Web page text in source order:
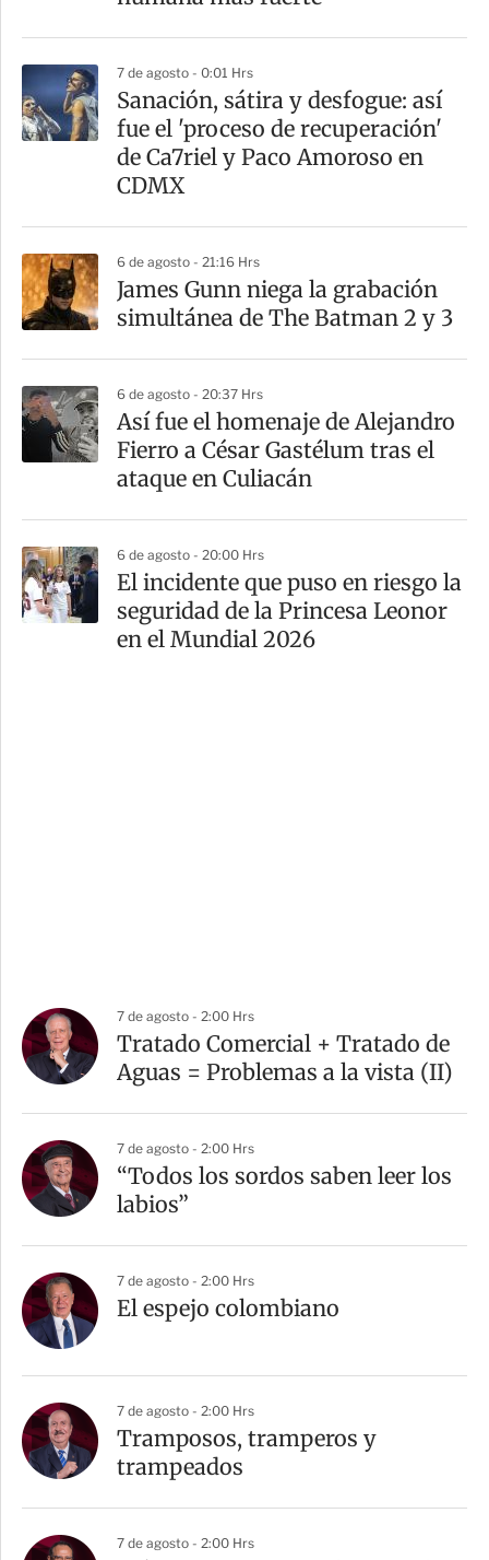
7 de agosto - 0:01 Hrs
Sanación, sátira y desfogue: así
fue el 'proceso de recuperación'
de Ca7riel y Paco Amoroso en
CDMX
6 de agosto - 21:16 Hrs
James Gunn niega la grabación
simultánea de The Batman 2 y 3
6 de agosto - 20:37 Hrs
Así fue el homenaje de Alejandro
Fierro a César Gastélum tras el
ataque en Culiacán
6 de agosto - 20:00 Hrs
El incidente que puso en riesgo la
seguridad de la Princesa Leonor
en el Mundial 2026
7 de agosto - 2:00 Hrs
Tratado Comercial + Tratado de
Aguas = Problemas a la vista (II)
7 de agosto - 2:00 Hrs
“Todos los sordos saben leer los
labios”
7 de agosto - 2:00 Hrs
El espejo colombiano
7 de agosto - 2:00 Hrs
Tramposos, tramperos y
trampeados
7 de agosto - 2:00 Hrs